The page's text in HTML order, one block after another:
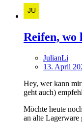
Reifen, wo
JulianLi
13. April
Hey, wer kann
geht auch)
Möchte heute
an alte Lagerware